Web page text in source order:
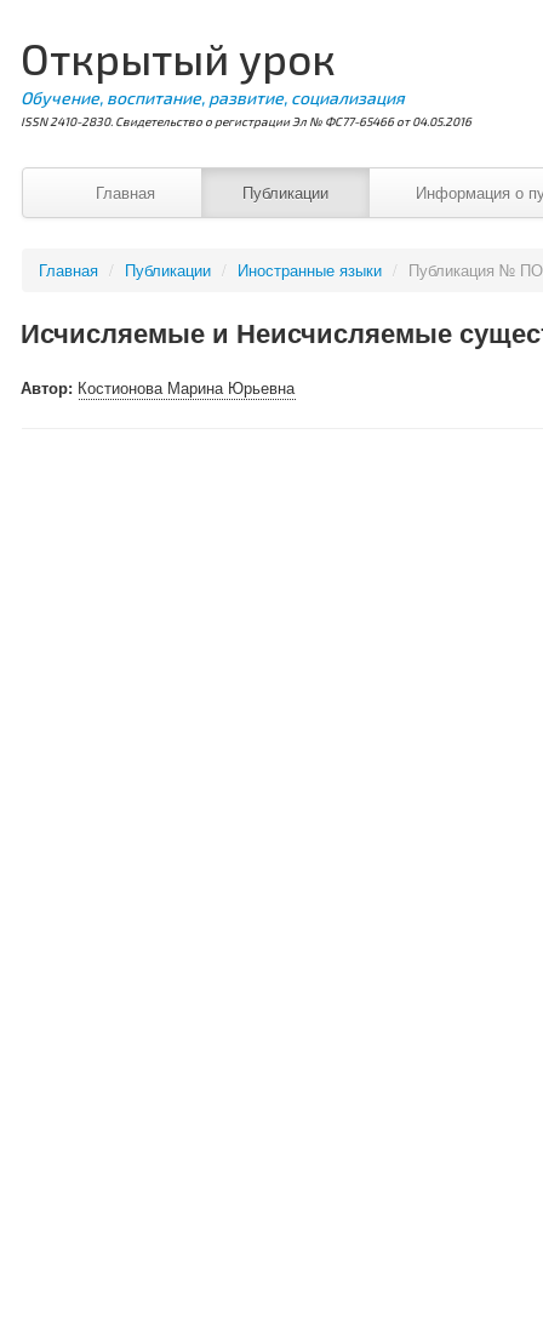
Открытый урок
Обучение, воспитание, развитие, социализация
ISSN 2410-2830. Свидетельство о регистрации Эл № ФС77-65466 от 04.05.2016
Главная Публикации Информация о
Главная / Публикации / Иностранные языки / Публикация №
Исчисляемые и Неисчисляемые
Автор: Костионова Марина Юрьевна